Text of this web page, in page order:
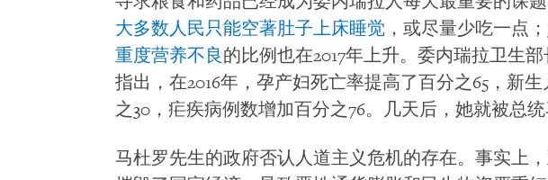
大多数人民只能空著肚子上床睡觉 ，或尽量少吃一点
重度营养不良的比例也在2017年上升。委内瑞拉卫生
指出，在2016年，孕产妇死亡率提高了百分之65，新
之30，疟疾病例数增加百分之76。几天后，她就被总统
马杜罗先生的政府否认人道主义危机的存在。事实上